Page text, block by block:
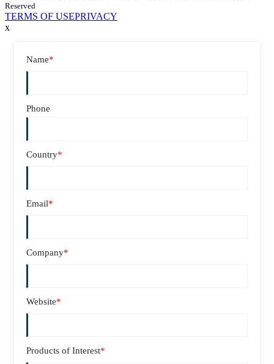
Reserved
TERMS OF USEPRIVACY
x
Name*
Phone
Country*
Email*
Company*
Website*
Products of Interest*